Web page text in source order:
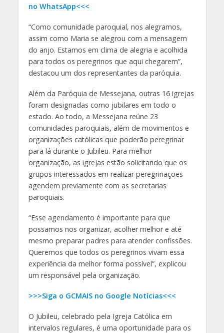
no WhatsApp<<<
“Como comunidade paroquial, nos alegramos,
assim como Maria se alegrou com a mensagem
do anjo. Estamos em clima de alegria e acolhida
para todos os peregrinos que aqui chegarem”,
destacou um dos representantes da paróquia.
Além da Paróquia de Messejana, outras 16 igrejas
foram designadas como jubilares em todo o
estado. Ao todo, a Messejana reúne 23
comunidades paroquiais, além de movimentos e
organizações católicas que poderão peregrinar
para lá durante o Jubileu. Para melhor
organização, as igrejas estão solicitando que os
grupos interessados em realizar peregrinações
agendem previamente com as secretarias
paroquiais.
“Esse agendamento é importante para que
possamos nos organizar, acolher melhor e até
mesmo preparar padres para atender confissões.
Queremos que todos os peregrinos vivam essa
experiência da melhor forma possível”, explicou
um responsável pela organização.
>>>Siga o GCMAIS no Google Notícias<<<
O Jubileu, celebrado pela Igreja Católica em
intervalos regulares, é uma oportunidade para os